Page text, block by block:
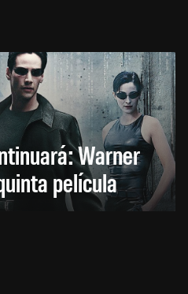
Warner
película